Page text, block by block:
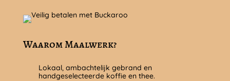
Waarom Maalwerk?
Lokaal, ambachtelijk gebrand en
handgeselecteerde koffie en thee.